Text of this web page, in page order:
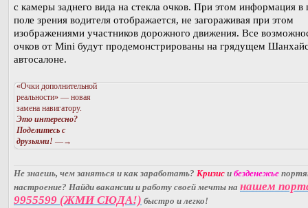
с камеры заднего вида на стекла очков. При этом информация
поле зрения водителя отображается, не загораживая при этом
изображениями участников дорожного движения. Все
очков от Mini будут продемонстрированы на грядущем
автосалоне.
«Очки дополнительной
реальности» — новая
замена навигатору.
Это интересно?
Поделитесь с
друзьями! —→
Не знаешь, чем заняться и как заработать? Кризис и безденежье
настроение? Найди вакансии и работу своей мечты на нашем
9955599 (ЖМИ СЮДА!) быстро и легко!